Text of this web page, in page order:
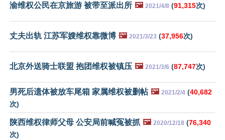
渝维权公民在京旅游 被带至派出所 🖼️ 2021/4/8 (91,315次)
丈夫出轨 江苏军嫂维权靠微博 🖼️ 2021/3/23 (37,956次)
北京外送骑士联盟 抱团维权被镇压 🖼️ 2021/3/6 (87,747次)
男死后遗体被放车尾箱 家属维权被删帖 🖼️ 2021/2/4 (40,682
次)
陕西维权律师父母 公安局前喊冤被抓 🖼️ 2020/12/18 (76,340
次)